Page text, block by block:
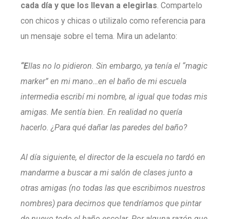
cada día y que los llevan a elegirlas. Compartelo
con chicos y chicas o utilizalo como referencia para
un mensaje sobre el tema. Mira un adelanto:
“Ellas no lo pidieron. Sin embargo, ya tenía el “magic
marker” en mi mano…en el baño de mi escuela
intermedia escribí mi nombre, al igual que todas mis
amigas. Me sentía bien. En realidad no quería
hacerlo. ¿Para qué dañar las paredes del baño?
Al día siguiente, el director de la escuela no tardó en
mandarme a buscar a mi salón de clases junto a
otras amigas (no todas las que escribimos nuestros
nombres) para decirnos que tendríamos que pintar